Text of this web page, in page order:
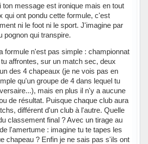
message est ironique mais en tout
qui ont pondu cette formule, c'est
ni le foot ni le sport. J'imagine par
pognon qui transpire.
formule n'est pas simple : championnat
affrontes, sur un match sec, deux
des 4 chapeaux (je ne vois pas en
qu'un groupe de 4 dans lequel tu
mais en plus il n'y a aucune
de résultat. Puisque chaque club aura
différent d'un club à l'autre. Quelle
classement final ? Avec un tirage au
l'amertume : imagine tu te tapes les
chapeau ? Enfin je ne sais pas s'ils ont